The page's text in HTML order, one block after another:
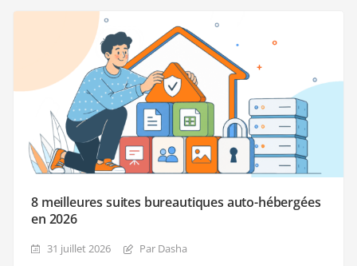
8 meilleures suites bureautiques auto-hébergées
en 2026
31 juillet 2026 Par Dasha